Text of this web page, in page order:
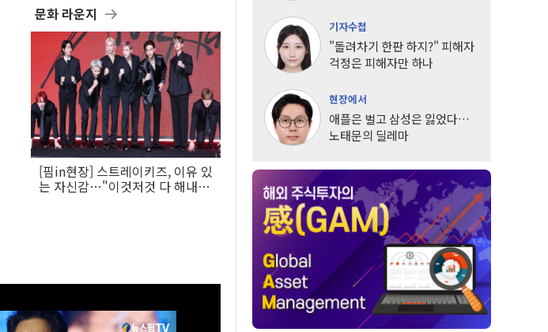
문화 라운지
[핌in현장] 스트레이키즈, 이유 있
는 자신감…"이것저것 다 해내는
기자수첩
"돌려차기 한판 하지?" 피해자
걱정은 피해자만 하나
현장에서
애플은 벌고 삼성은 잃었다…
노태문의 딜레마